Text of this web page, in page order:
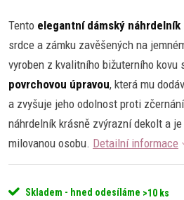
Tento elegantní dámský náhrdelník
srdce a zámku zavěšených na
vyroben z kvalitního bižuterního kovu
povrchovou úpravou, která mu
a zvyšuje jeho odolnost proti
náhrdelník krásně zvýrazní dekolt a
milovanou osobu. Detailní informace
Skladem - hned odesíláme >10 ks